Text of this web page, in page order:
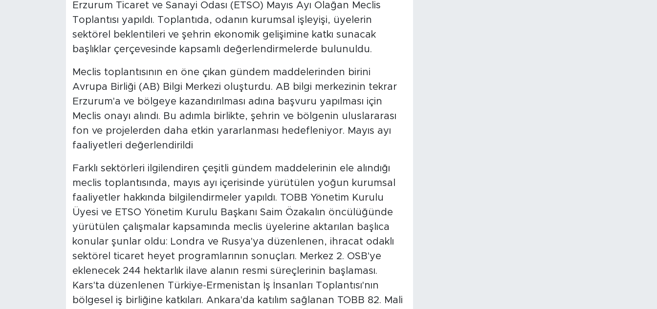
Erzurum Ticaret ve Sanayi Odası (ETSO) Mayıs Ayı Olağan Meclis
Toplantısı yapıldı. Toplantıda, odanın kurumsal işleyişi, üyelerin
sektörel beklentileri ve şehrin ekonomik gelişimine katkı sunacak
başlıklar çerçevesinde kapsamlı değerlendirmelerde bulunuldu.
Meclis toplantısının en öne çıkan gündem maddelerinden birini
Avrupa Birliği (AB) Bilgi Merkezi oluşturdu. AB bilgi merkezinin tekrar
Erzurum'a ve bölgeye kazandırılması adına başvuru yapılması için
Meclis onayı alındı. Bu adımla birlikte, şehrin ve bölgenin uluslararası
fon ve projelerden daha etkin yararlanması hedefleniyor. Mayıs ayı
faaliyetleri değerlendirildi
Farklı sektörleri ilgilendiren çeşitli gündem maddelerinin ele alındığı
meclis toplantısında, mayıs ayı içerisinde yürütülen yoğun kurumsal
faaliyetler hakkında bilgilendirmeler yapıldı. TOBB Yönetim Kurulu
Üyesi ve ETSO Yönetim Kurulu Başkanı Saim Özakalın öncülüğünde
yürütülen çalışmalar kapsamında meclis üyelerine aktarılan başlıca
konular şunlar oldu: Londra ve Rusya'ya düzenlenen, ihracat odaklı
sektörel ticaret heyet programlarının sonuçları. Merkez 2. OSB'ye
eklenecek 244 hektarlık ilave alanın resmi süreçlerinin başlaması.
Kars'ta düzenlenen Türkiye-Ermenistan İş İnsanları Toplantısı'nın
bölgesel iş birliğine katkıları. Ankara'da katılım sağlanan TOBB 82. Mali